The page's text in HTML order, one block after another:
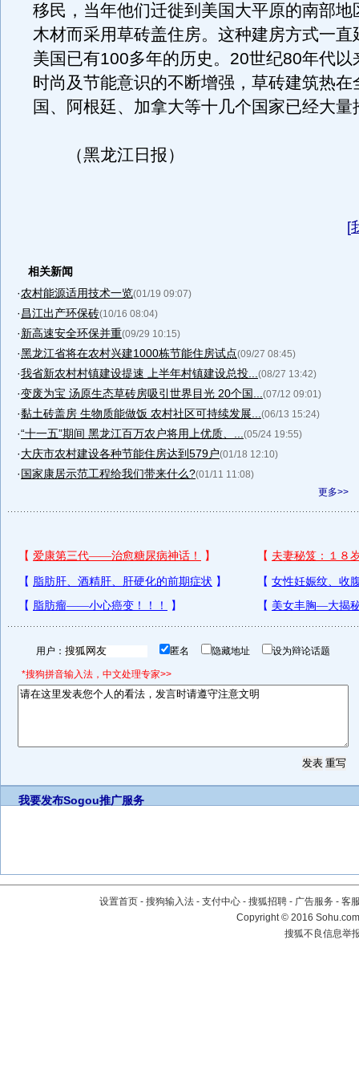
移民，当年他们迁徙到美国大平原的南部地
木材而采用草砖盖住房。这种建房方式一直
美国已有100多年的历史。20世纪80年代以
时尚及节能意识的不断增强，草砖建筑热在
国、阿根廷、加拿大等十几个国家已经大量
（黑龙江日报）
[
相关新闻
·农村能源适用技术一览(01/19 09:07)
·昌江出产环保砖(10/16 08:04)
·新高速安全环保并重(09/29 10:15)
·黑龙江省将在农村兴建1000栋节能住房试点(09/27 08:45)
·我省新农村村镇建设提速 上半年村镇建设总投... (08/27 13:42)
·变废为宝 汤原生态草砖房吸引世界目光 20个国... (07/12 09:01)
·黏土砖盖房 生物质能做饭 农村社区可持续发展... (06/13 15:24)
·“十一五”期间 黑龙江百万农户将用上优质、... (05/24 19:55)
·大庆市农村建设各种节能住房达到579户(01/18 12:10)
·国家康居示范工程给我们带来什么?(01/11 11:08)
更多>>
用户： 匿名 隐藏地址 设为辩论话题
*搜狗拼音输入法，中文处理专家>>
我要发布Sogou推广服务
设置首页 - 搜狗输入法 - 支付中心 - 搜狐招聘 - 广告服务 - 客
Copyright©2016
搜狐不良信息举